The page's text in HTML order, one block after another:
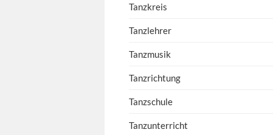
Tanzkreis
Tanzlehrer
Tanzmusik
Tanzrichtung
Tanzschule
Tanzunterricht